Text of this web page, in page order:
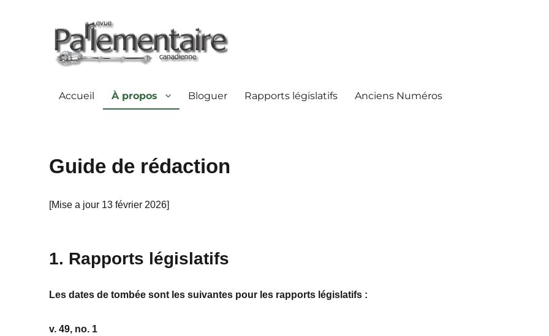
Accueil À propos Bloguer Rapports législatifs Anciens Numéros
Guide de rédaction
[Mise a jour 13 février 2026]
1. Rapports législatifs
Les dates de tombée sont les suivantes pour les rapports législatifs :
v. 49, no. 1